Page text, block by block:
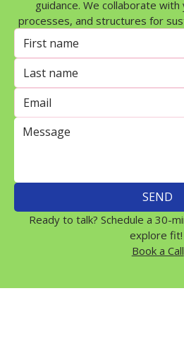
guidance. We collaborate
processes, and structures for
SEND
Ready to talk? Schedule a 30-
Book a Call